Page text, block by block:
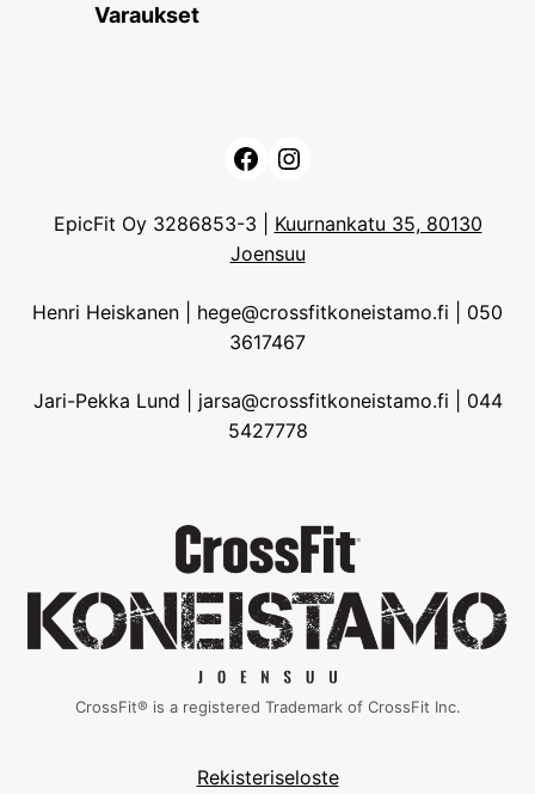
Varaukset
Facebook
Instagram
EpicFit Oy 3286853-3 | Kuurnankatu 35, 80130
Joensuu
Henri Heiskanen | hege@crossfitkoneistamo.fi | 050
3617467
Jari-Pekka Lund | jarsa@crossfitkoneistamo.fi | 044
5427778
CrossFit® is a registered Trademark of CrossFit Inc.
Rekisteriseloste